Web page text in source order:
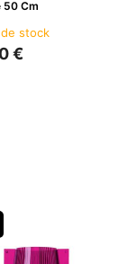
50 Cm
stock
€